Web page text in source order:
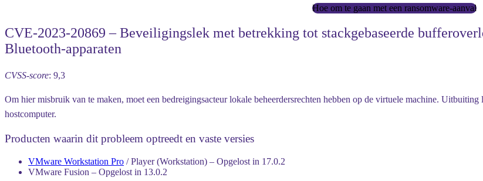
Hoe om te gaan met een ransomware-aanval
CVE-2023-20869 – Beveiligingslek met betrekking tot stackgebaseerde
Bluetooth-apparaten
CVSS-score: 9,3
Om hier misbruik van te maken, moet een bedreigingsacteur lokale beheerdersrechten hebben op de virtuele machine.
hostcomputer.
Producten waarin dit probleem optreedt en vaste versies
VMware Workstation Pro / Player (Workstation) – Opgelost in 17.0.2
VMware Fusion – Opgelost in 13.0.2